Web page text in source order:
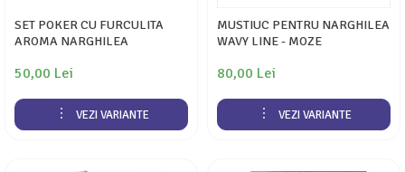
SET POKER CU FURCULITA
AROMA NARGHILEA
50,00 Lei
VEZI VARIANTE
MUSTIUC PENTRU NARGHILEA
WAVY LINE - MOZE
80,00 Lei
VEZI VARIANTE